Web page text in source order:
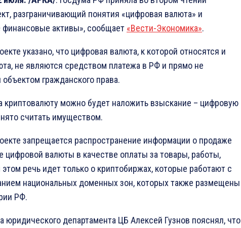
разграничивающий понятия «цифровая валюта» и
активы», сообщает «Вести-Экономика».
указано, что цифровая валюта, к которой относятся и
не являются средством платежа в РФ и прямо не
объектом гражданского права.
криптовалюту можно будет наложить взыскание – цифровую
считать имуществом.
запрещается распространение информации о продаже
цифровой валюты в качестве оплаты за товары, работы,
этом речь идет только о криптобиржах, которые работают с
национальных доменных зон, которых также размещены
РФ.
юридического департамента ЦБ Алексей Гузнов пояснял, что